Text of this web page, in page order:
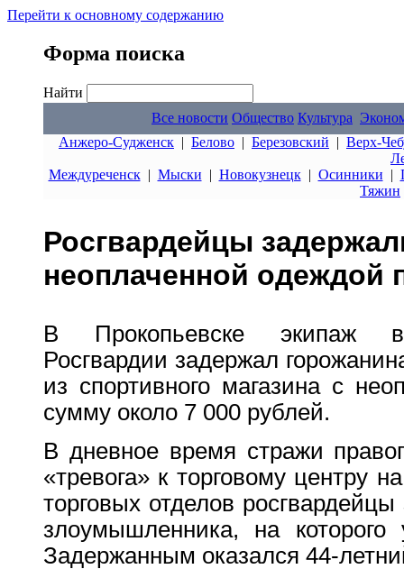
Перейти к основному содержанию
Форма поиска
Найти
Все новости Общество Культура
Анжеро-Судженск | Белово | Березовский | Верх-
Междуреченск| Мыски | Новокузнецк| Осинники |
Тяжин
Росгвардейцы
неоплаченной одеждой
В Прокопьевске экипаж
Росгвардии задержал
из спортивного магазина с
сумму около 7 000 рублей.
В дневное время стражи
«тревога» к торговому центру
торговых отделов
злоумышленника, на которого
Задержанным оказался 44-